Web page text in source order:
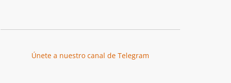
Únete a nuestro canal de Telegram